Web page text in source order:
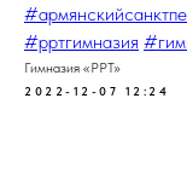
#рртгимназия
Гимназия «РРТ»
2022-12-07 12:24